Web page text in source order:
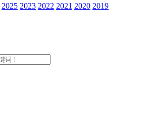
2025 2023 2022 2021 2020 2019